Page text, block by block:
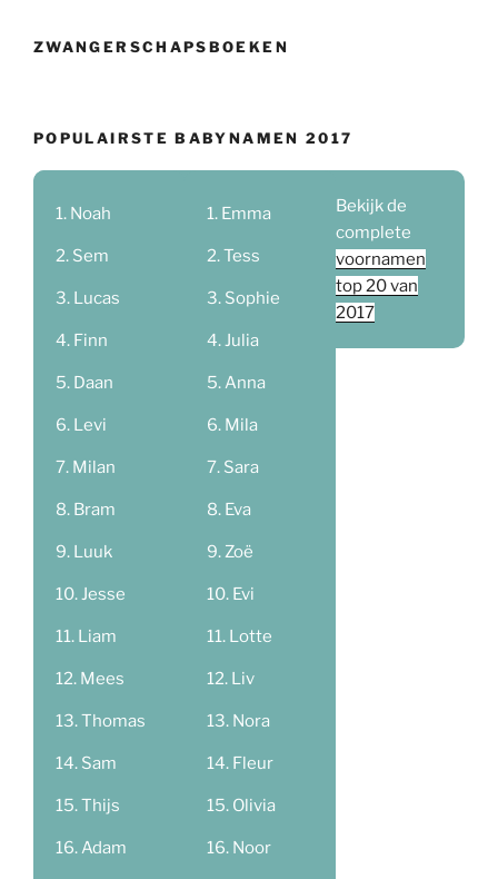
ZWANGERSCHAPSBOEKEN
POPULAIRSTE BABYNAMEN 2017
Noah
Sem
Lucas
Finn
Daan
Levi
Milan
Bram
Luuk
Jesse
Liam
Mees
Thomas
Sam
Thijs
Adam
Emma
Tess
Sophie
Julia
Anna
Mila
Sara
Eva
Zoë
Evi
Lotte
Liv
Nora
Fleur
Olivia
Noor
Bekijk de
complete
voornamen
top 20 van
2017